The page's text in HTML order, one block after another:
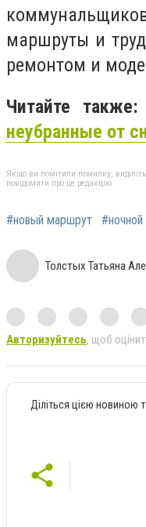
маршруты и
ремонтом и
Читайте также:
неубранные от
Якщо ви помітили помилку,
повідомити про це редакцію
#новый маршрут
Толстых Татьяна
Авторизуйтесь, щоб
Діліться цією новиною